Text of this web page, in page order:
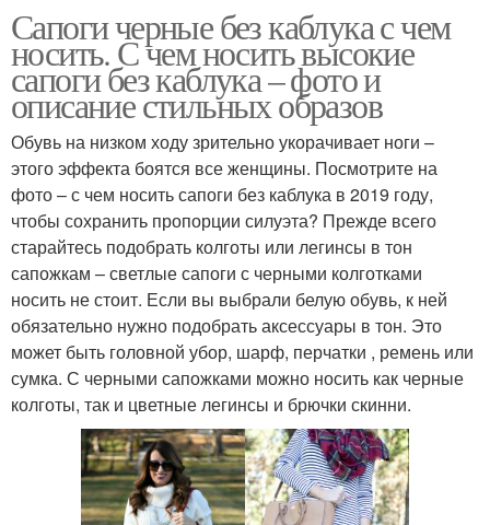
Сапоги черные без каблука с чем
носить. С чем носить высокие
сапоги без каблука – фото и
описание стильных образов
Обувь на низком ходу зрительно укорачивает ноги –
этого эффекта боятся все женщины. Посмотрите на
фото – с чем носить сапоги без каблука в 2019 году,
чтобы сохранить пропорции силуэта? Прежде всего
старайтесь подобрать колготы или легинсы в тон
сапожкам – светлые сапоги с черными колготками
носить не стоит. Если вы выбрали белую обувь, к ней
обязательно нужно подобрать аксессуары в тон. Это
может быть головной убор, шарф, перчатки , ремень или
сумка. С черными сапожками можно носить как черные
колготы, так и цветные легинсы и брючки скинни.